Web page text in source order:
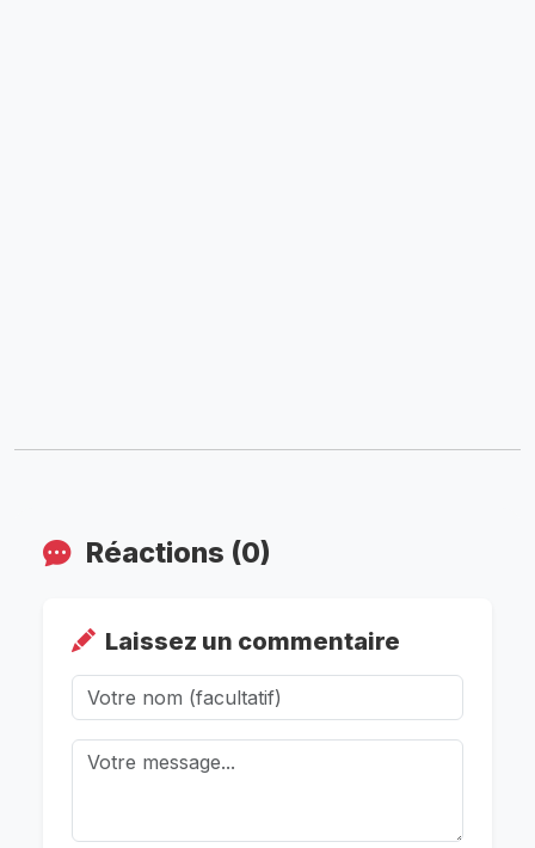
Réactions (0)
Laissez un commentaire